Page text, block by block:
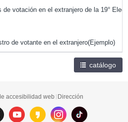
de votación en el extranjero de la 19°
de votante en el extranjero(Ejemplo)
catálogo
accesibilidad web Dirección